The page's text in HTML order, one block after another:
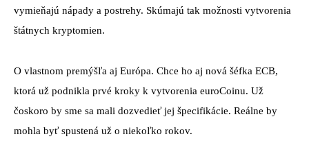
vymieňajú nápady a postrehy. Skúmajú tak možnosti vytvorenia
štátnych kryptomien.
O vlastnom premýšľa aj Európa. Chce ho aj nová šéfka ECB,
ktorá už podnikla prvé kroky k vytvorenia euroCoinu. Už
čoskoro by sme sa mali dozvedieť jej špecifikácie. Reálne by
mohla byť spustená už o niekoľko rokov.